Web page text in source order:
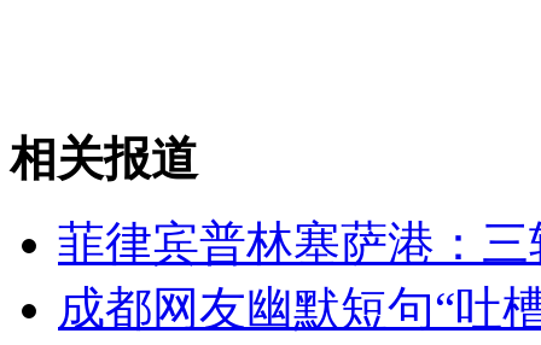
外交部：有关国家言论片面不公正
安徽一实载49人客车翻车
相关报道
菲律宾普林塞萨港：
成都网友幽默短句“吐